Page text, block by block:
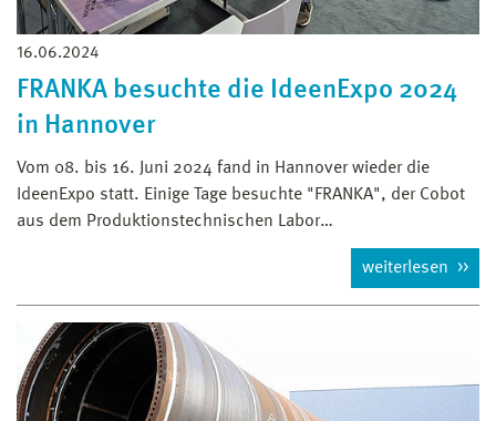
16.06.2024
FRANKA besuchte die IdeenExpo 2024
in Hannover
Vom 08. bis 16. Juni 2024 fand in Hannover wieder die
IdeenExpo statt. Einige Tage besuchte "FRANKA", der Cobot
aus dem Produktionstechnischen Labor…
weiterlesen